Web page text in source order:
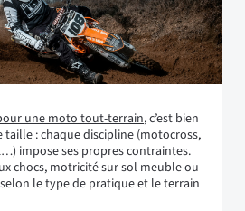
une moto tout-terrain, c’est bien
taille : chaque discipline (motocross,
impose ses propres contraintes.
chocs, motricité sur sol meuble ou
le type de pratique et le terrain